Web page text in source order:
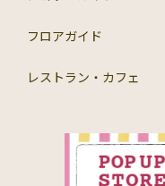
フロアガイド
レストラン・カフェ